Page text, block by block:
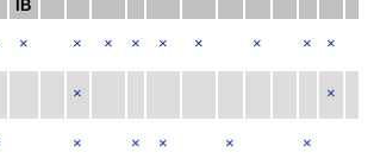
IB
× × × × × × × × ×
× ×
× × × × ×